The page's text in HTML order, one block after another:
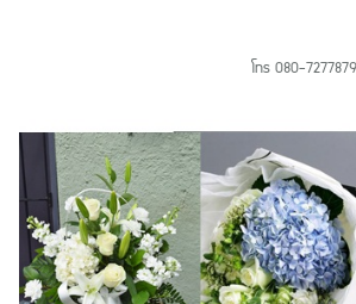
โทร 080-